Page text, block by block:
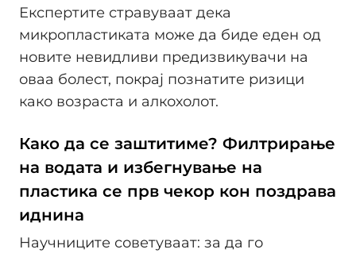
Експертите стравуваат дека
микропластиката може да биде еден од
новите невидливи предизвикувачи на
оваа болест, покрај познатите ризици
како возраста и алкохолот.
Како да се заштитиме? Филтрирање
на водата и избегнување на
пластика се прв чекор кон поздрава
иднина
Научниците советуваат: за да го